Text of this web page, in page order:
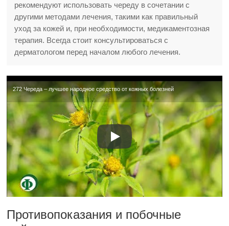
рекомендуют использовать череду в сочетании с
другими методами лечения, такими как правильный
уход за кожей и, при необходимости, медикаментозная
терапия. Всегда стоит консультироваться с
дерматологом перед началом любого лечения.
272 Череда – лучшее народное средство от кожных болезней
Противопоказания и побочные